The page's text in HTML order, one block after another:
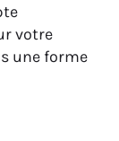
votre
une forme